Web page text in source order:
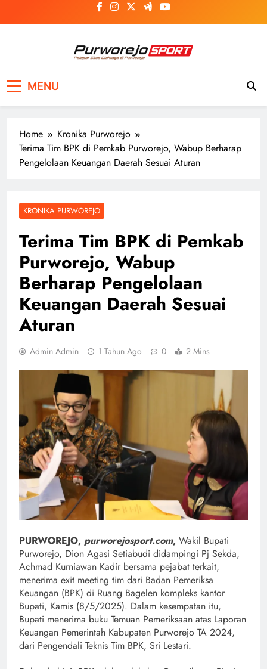
to
MENU
Home
Kronika Purworejo
Terima Tim BPK di Pemkab Purworejo, Wabup Berharap
Pengelolaan Keuangan Daerah Sesuai Aturan
KRONIKA PURWOREJO
Terima Tim BPK di Pemkab
Purworejo, Wabup
Berharap Pengelolaan
Keuangan Daerah Sesuai
Aturan
Admin Admin 1 Tahun Ago 0 2 Mins
PURWOREJO, purworejosport.com, Wakil Bupati
Purworejo, Dion Agasi Setiabudi didampingi Pj Sekda,
Achmad Kurniawan Kadir bersama pejabat terkait,
menerima exit meeting tim dari Badan Pemeriksa
Keuangan (BPK) di Ruang Bagelen kompleks kantor
Bupati, Kamis (8/5/2025). Dalam kesempatan itu,
Bupati menerima buku Temuan Pemeriksaan atas Laporan
Keuangan Pemerintah Kabupaten Purworejo TA 2024,
dari Pengendali Teknis Tim BPK, Sri Lestari.